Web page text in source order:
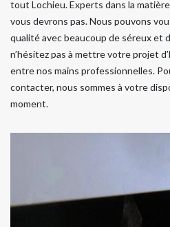
tout Lochieu. Experts dans la
vous devrons pas. Nous pouvons
qualité avec beaucoup de séreux et
n’hésitez pas à mettre votre projet
entre nos mains professionnelles.
contacter, nous sommes à votre
moment.